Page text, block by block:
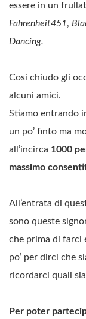
essere in un
Fahrenheit451,
Dancing.
Così chiudo gli
alcuni amici.
Stiamo entrando
un po’ finto ma
all’incirca 1000
massimo
All’entrata di
sono queste
che prima di farci
po’ per dirci che
ricordarci quali
Per poter